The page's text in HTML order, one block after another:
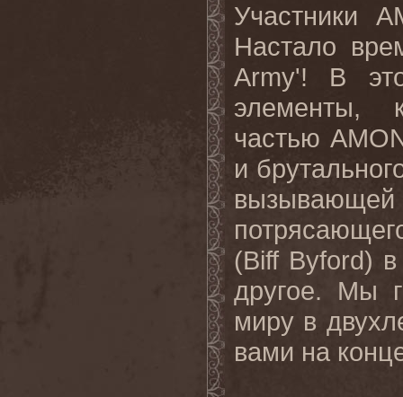
Участники
Настало
Army'! В
элементы,
частью
и
(Biff Byford)
другое. Мы
миру в
вами на